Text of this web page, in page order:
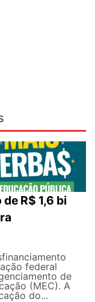
R$ 1,6 bi
federal
de
(MEC). A
do...